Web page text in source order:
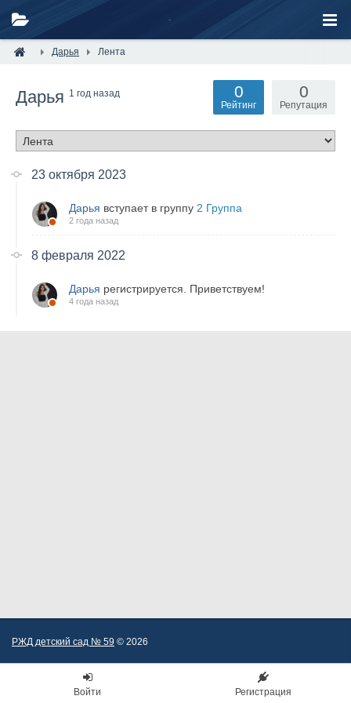
Дарья Лента
Дарья 1 год назад 0
Репутация
0
Рейтинг
23 октября 2023
Дарья вступает в группу 2 Группа
2 года назад
8 февраля 2022
Дарья регистрируется. Приветствуем!
4 года назад
РЖД детский сад № 59 © 2026
Войти Регистрация